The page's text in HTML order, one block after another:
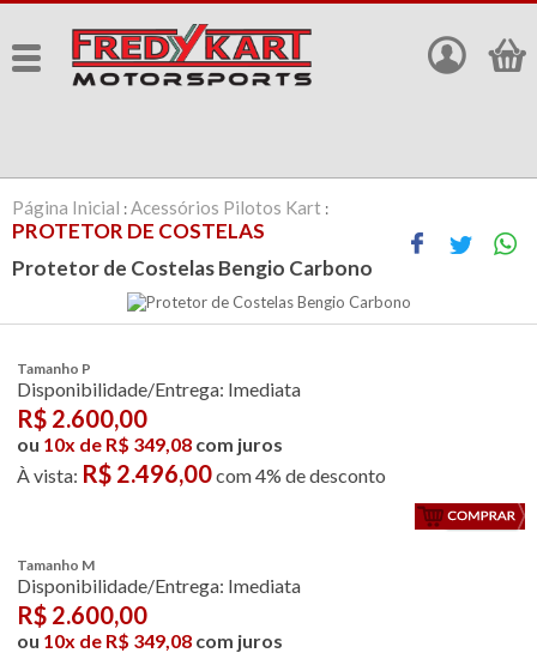
Página Inicial :Acessórios Pilotos Kart :
PROTETOR DE COSTELAS
Protetor de Costelas Bengio Carbono
Tamanho P
Disponibilidade/Entrega: Imediata
R$ 2.600,00
ou 10x de R$ 349,08 com juros
À vista: R$ 2.496,00com 4% de desconto
Tamanho M
Disponibilidade/Entrega: Imediata
R$ 2.600,00
ou 10x de R$ 349,08 com juros